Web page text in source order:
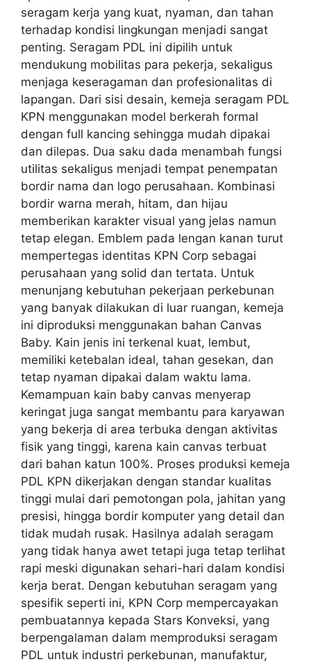
seragam kerja yang kuat, nyaman, dan tahan
terhadap kondisi lingkungan menjadi sangat
penting. Seragam PDL ini dipilih untuk
mendukung mobilitas para pekerja, sekaligus
menjaga keseragaman dan profesionalitas di
lapangan. Dari sisi desain, kemeja seragam PDL
KPN menggunakan model berkerah formal
dengan full kancing sehingga mudah dipakai
dan dilepas. Dua saku dada menambah fungsi
utilitas sekaligus menjadi tempat penempatan
bordir nama dan logo perusahaan. Kombinasi
bordir warna merah, hitam, dan hijau
memberikan karakter visual yang jelas namun
tetap elegan. Emblem pada lengan kanan turut
mempertegas identitas KPN Corp sebagai
perusahaan yang solid dan tertata. Untuk
menunjang kebutuhan pekerjaan perkebunan
yang banyak dilakukan di luar ruangan, kemeja
ini diproduksi menggunakan bahan Canvas
Baby. Kain jenis ini terkenal kuat, lembut,
memiliki ketebalan ideal, tahan gesekan, dan
tetap nyaman dipakai dalam waktu lama.
Kemampuan kain baby canvas menyerap
keringat juga sangat membantu para karyawan
yang bekerja di area terbuka dengan aktivitas
fisik yang tinggi, karena kain canvas terbuat
dari bahan katun 100%. Proses produksi kemeja
PDL KPN dikerjakan dengan standar kualitas
tinggi mulai dari pemotongan pola, jahitan yang
presisi, hingga bordir komputer yang detail dan
tidak mudah rusak. Hasilnya adalah seragam
yang tidak hanya awet tetapi juga tetap terlihat
rapi meski digunakan sehari-hari dalam kondisi
kerja berat. Dengan kebutuhan seragam yang
spesifik seperti ini, KPN Corp mempercayakan
pembuatannya kepada Stars Konveksi, yang
berpengalaman dalam memproduksi seragam
PDL untuk industri perkebunan, manufaktur,